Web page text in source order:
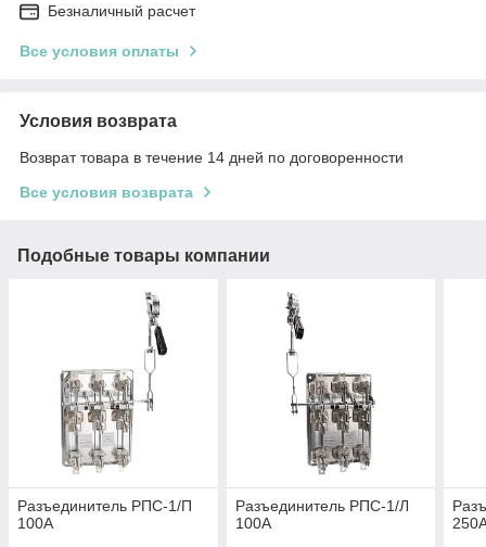
Безналичный расчет
Все условия оплаты
Условия возврата
Возврат товара в течение 14 дней по договоренности
Все условия возврата
Подобные товары компании
Разъединитель РПС-1/П
100А
Разъединитель РПС-1/Л
100А